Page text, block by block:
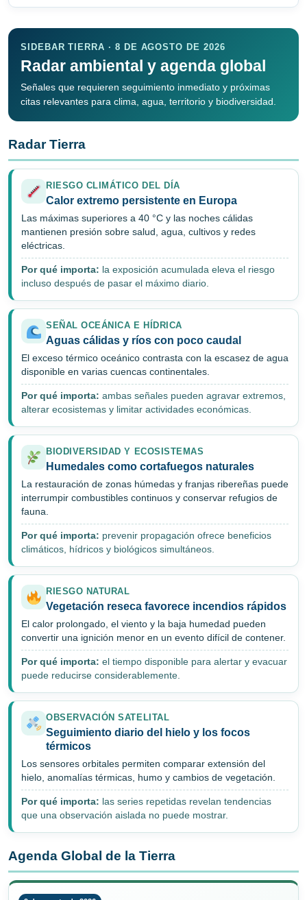
SIDEBAR TIERRA · 8 DE AGOSTO DE 2026
Radar ambiental y agenda global
Señales que requieren seguimiento inmediato y próximas
citas relevantes para clima, agua, territorio y biodiversidad.
Radar Tierra
RIESGO CLIMÁTICO DEL DÍA
Calor extremo persistente en Europa
Las máximas superiores a 40 °C y las noches cálidas
mantienen presión sobre salud, agua, cultivos y redes
eléctricas.
Por qué importa: la exposición acumulada eleva el riesgo
incluso después de pasar el máximo diario.
SEÑAL OCEÁNICA E HÍDRICA
Aguas cálidas y ríos con poco caudal
El exceso térmico oceánico contrasta con la escasez de agua
disponible en varias cuencas continentales.
Por qué importa: ambas señales pueden agravar extremos,
alterar ecosistemas y limitar actividades económicas.
BIODIVERSIDAD Y ECOSISTEMAS
Humedales como cortafuegos naturales
La restauración de zonas húmedas y franjas ribereñas puede
interrumpir combustibles continuos y conservar refugios de
fauna.
Por qué importa: prevenir propagación ofrece beneficios
climáticos, hídricos y biológicos simultáneos.
RIESGO NATURAL
Vegetación reseca favorece incendios rápidos
El calor prolongado, el viento y la baja humedad pueden
convertir una ignición menor en un evento difícil de contener.
Por qué importa: el tiempo disponible para alertar y evacuar
puede reducirse considerablemente.
OBSERVACIÓN SATELITAL
Seguimiento diario del hielo y los focos
térmicos
Los sensores orbitales permiten comparar extensión del
hielo, anomalías térmicas, humo y cambios de vegetación.
Por qué importa: las series repetidas revelan tendencias
que una observación aislada no puede mostrar.
Agenda Global de la Tierra